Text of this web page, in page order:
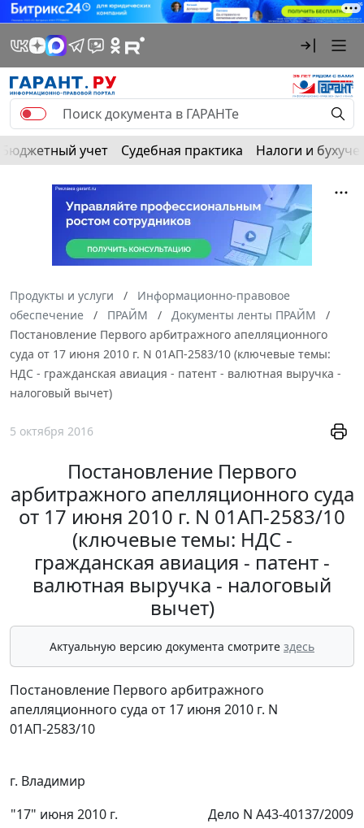
Бюджетный учет Судебная практика Налоги и
Продукты и услуги
Информационно-правовое
обеспечение
ПРАЙМ
Документы ленты ПРАЙМ
Постановление Первого арбитражного апелляционного
суда от 17 июня 2010 г. N 01АП-2583/10 (ключевые темы:
НДС - гражданская авиация - патент - валютная выручка -
налоговый вычет)
5 октября 2016
Постановление Первого
арбитражного апелляционного суда
от 17 июня 2010 г. N 01АП-2583/10
(ключевые темы: НДС -
гражданская авиация - патент -
валютная выручка - налоговый
вычет)
Актуальную версию документа смотрите здесь
Постановление Первого арбитражного
апелляционного суда от 17 июня 2010 г. N
01АП-2583/10
г. Владимир
"17" июня 2010 г.
Дело N А43-40137/2009